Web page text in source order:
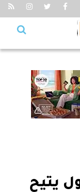
يتيح